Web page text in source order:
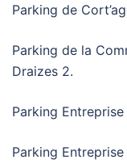
Parking de
Parking de la
Draizes 2.
Parking
Parking